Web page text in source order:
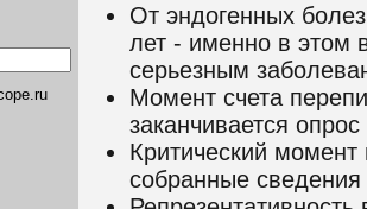
От эндогенных
лет - именно в этом
серьезным
Момент счета
заканчивается
Критический момент
собранные сведения